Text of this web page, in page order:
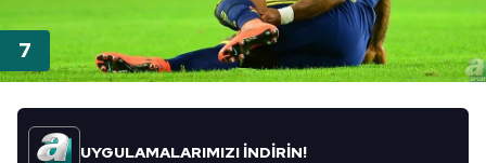
UYGULAMALARIMIZI İNDİRİN!